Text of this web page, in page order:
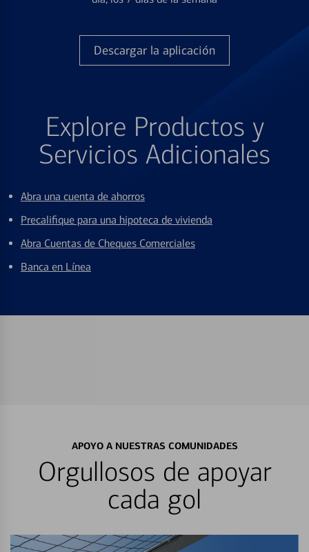
Descargar la aplicación
Explore Productos y
Servicios Adicionales
Abra una cuenta de ahorros
Precalifique para una hipoteca de vivienda
Abra Cuentas de Cheques Comerciales
Banca en Línea
APOYO A NUESTRAS COMUNIDADES
Orgullosos de apoyar
cada gol